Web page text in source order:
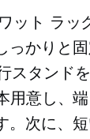
ット ラッ
っかりと
スタンド
用意し、
。次に、